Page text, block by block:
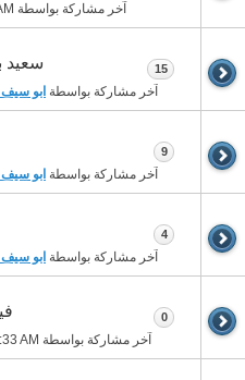
آخر مشاركة بواسطة
سعيد
آخر مشاركة بواسطة ابو
15
آخر مشاركة بواسطة ابو
9
آخر مشاركة بواسطة ابو
4
آخر مشاركة بواسطة AM
0